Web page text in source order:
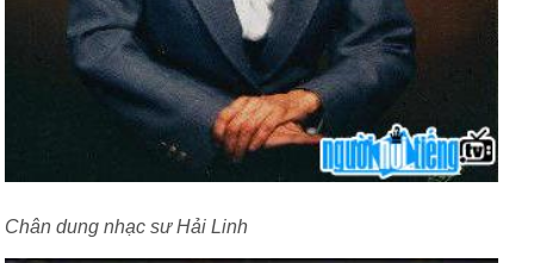
Chân dung nhạc sư Hải Linh